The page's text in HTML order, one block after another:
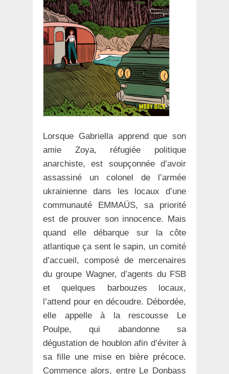
Lorsque Gabriella apprend que son
amie Zoya, réfugiée politique
anarchiste, est soupçonnée d’avoir
assassiné un colonel de l’armée
ukrainienne dans les locaux d’une
communauté EMMAÜS, sa priorité
est de prouver son innocence. Mais
quand elle débarque sur la côte
atlantique ça sent le sapin, un comité
d’accueil, composé de mercenaires
du groupe Wagner, d’agents du FSB
et quelques barbouzes locaux,
l’attend pour en découdre. Débordée,
elle appelle à la rescousse Le
Poulpe, qui abandonne sa
dégustation de houblon afin d’éviter à
sa fille une mise en bière précoce.
Commence alors, entre Le Donbass